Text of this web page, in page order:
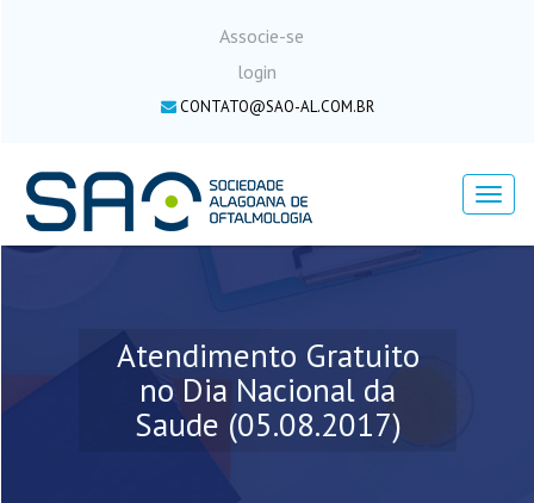
Associe-se
login
CONTATO@SAO-AL.COM.BR
Menu
Atendimento Gratuito
no Dia Nacional da
Saude (05.08.2017)